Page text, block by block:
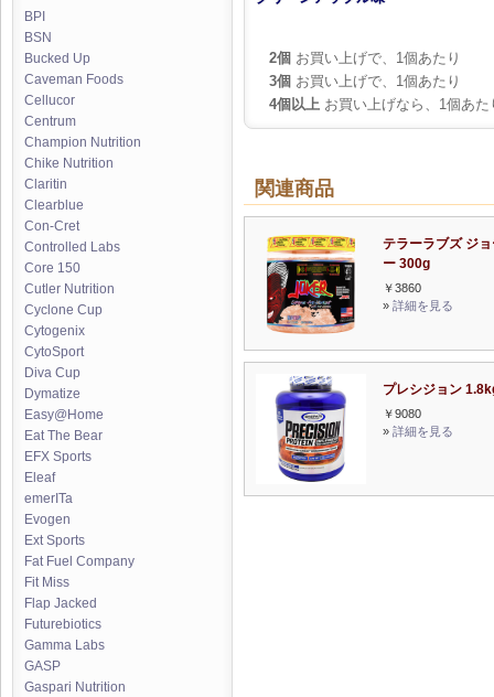
BPI
BSN
Bucked Up
Caveman Foods
Cellucor
Centrum
Champion Nutrition
Chike Nutrition
Claritin
Clearblue
Con-Cret
Controlled Labs
Core 150
Cutler Nutrition
Cyclone Cup
Cytogenix
CytoSport
Diva Cup
Dymatize
Easy@Home
Eat The Bear
EFX Sports
Eleaf
emerITa
Evogen
Ext Sports
Fat Fuel Company
Fit Miss
Flap Jacked
Futurebiotics
Gamma Labs
GASP
Gaspari Nutrition
2個 お買い上げで、1個あたり
3個 お買い上げで、1個あたり
4個以上 お買い上げなら、1個あた
関連商品
テラーラブズ ジ
ー 300g
￥3860
» 詳細を見る
プレシジョン
￥9080
» 詳細を見る